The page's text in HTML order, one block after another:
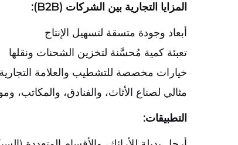
المزايا التجارية بين الشركات (B2B):
أبعاد وجودة متسقة لتسهيل الإنتاج
تعبئة كمية مُحسَّنة لتخزين الشحنات ونقلها
خيارات مخصصة للتشطيب والعلامة
مثالي لصناع الأثاث، والفنادق، والمكاتب،
التطبيقات: